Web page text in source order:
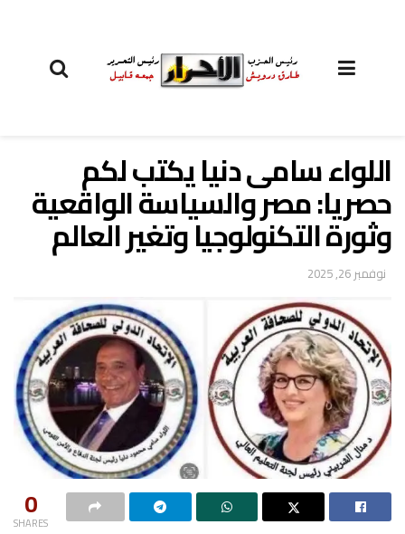
اللواء سامى دنيا يكتب لكم
حصريا: مصر والسياسة الواقعية
وثورة التكنولوجيا وتغير العالم
نوفمبر 26, 2025
0
SHARES